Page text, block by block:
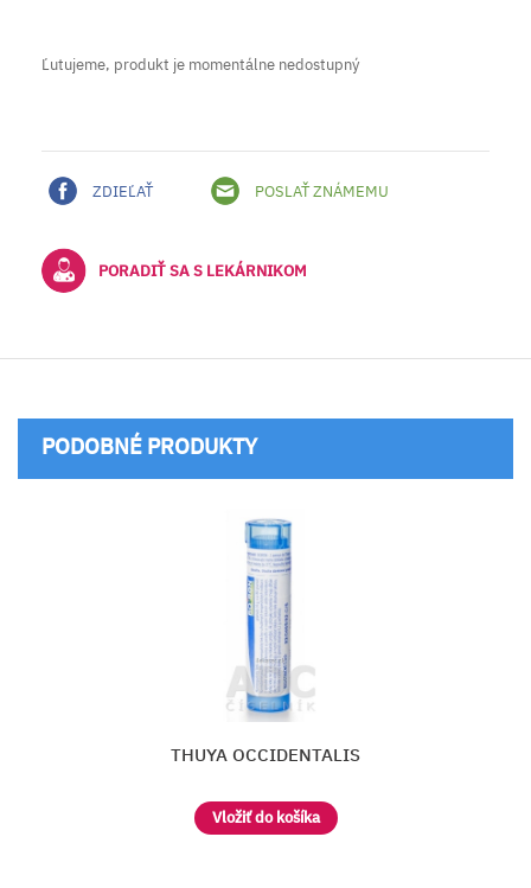
Ľutujeme, produkt je momentálne nedostupný
ZDIEĽAŤ POSLAŤ ZNÁMEMU
PORADIŤ SA S LEKÁRNIKOM
PODOBNÉ PRODUKTY
CONIUM MACULATUM